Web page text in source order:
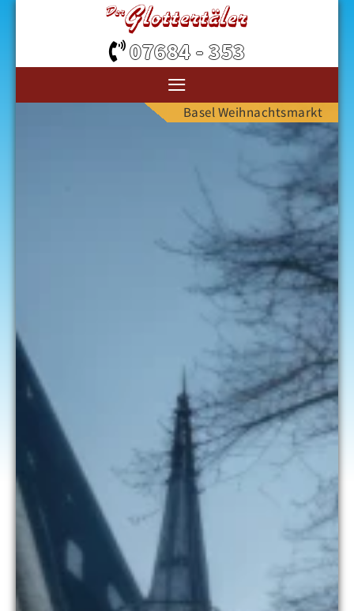
07684 - 353
≡
Basel Weihnachtsmarkt